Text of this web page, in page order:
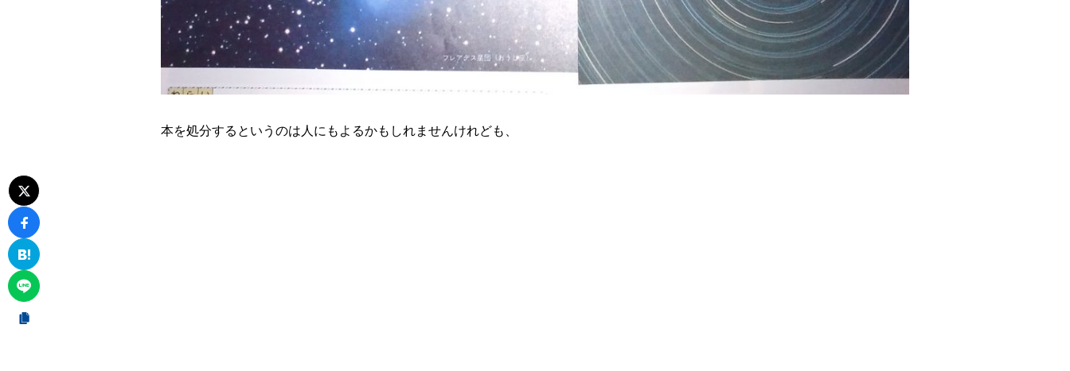
本を処分するというのは人にもよるかもしれませんけれども、